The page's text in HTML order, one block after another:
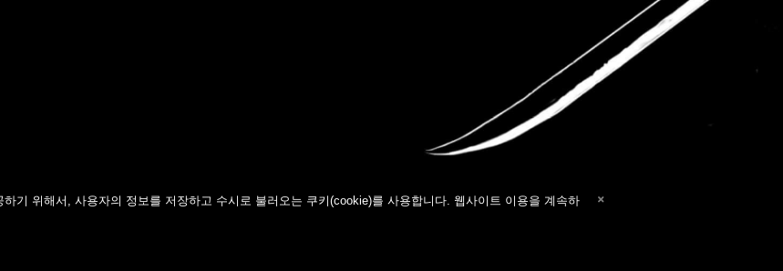
기 위해서, 사용자의 정보를 저장하고 수시로 불러오는 쿠키(cookie)를 사용합니다. 웹사이트 이용을 계속하